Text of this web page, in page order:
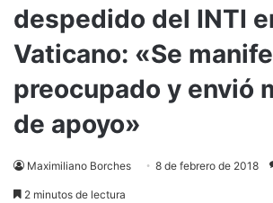
despedido del INTI
Vaticano: «Se
preocupado y envió
de apoyo»
Maximiliano Borches 8 de febrero de 2018
2 minutos de lectura